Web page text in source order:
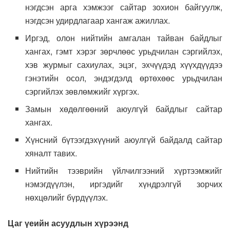
нэгдсэн арга хэмжээг сайтар зохион байгуулж,
нэгдсэн удирдлагаар хангаж ажиллах.
Иргэд, олон нийтийн амгалан тайван байдлыг
хангах, гэмт хэрэг зөрчлөөс урьдчилан сэргийлэх,
хэв журмыг сахиулах, эцэг, эхчүүдэд хүүхдүүдээ
гэнэтийн осол, эндэгдэлд өртөхөөс урьдчилан
сэргийлэх зөвлөмжийг хүргэх.
Замын хөдөлгөөний аюулгүй байдлыг сайтар
хангах.
Хүнсний бүтээгдэхүүний аюулгүй байдалд сайтар
хяналт тавих.
Нийтийн тээврийн үйлчилгээний хүртээмжийг
нэмэгдүүлэн, иргэдийг хүндрэлгүй зорчих
нөхцөлийг бүрдүүлэх.
Цаг үеийн асуудлын хүрээнд